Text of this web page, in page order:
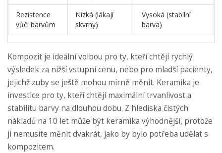
Rezistence
vůči barvům
Nízká (lákají
skvrny)
Vysoká (stabilní
barva)
Kompozit je ideální volbou pro ty, kteří chtějí rychlý
výsledek za nižší vstupní cenu, nebo pro mladší pacienty,
jejichž zuby se ještě mohou mírně měnit. Keramika je
investice pro ty, kteří chtějí maximální trvanlivost a
stabilitu barvy na dlouhou dobu. Z hlediska čistých
nákladů na 10 let může být keramika výhodnější, protože
ji nemusíte měnit dvakrát, jako by bylo potřeba udělat s
kompozitem.